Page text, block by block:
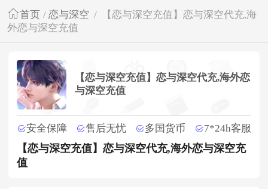
首页 / 恋与深空 /
【恋与深空充值】恋与深空代充,海
外恋与深空充值
【恋与深空充值】恋与深空代充,海外恋
与深空充值
安全保障 售后无忧 多国货币 7*24h客服
【恋与深空充值】恋与深空代充,海外恋与深空充
值